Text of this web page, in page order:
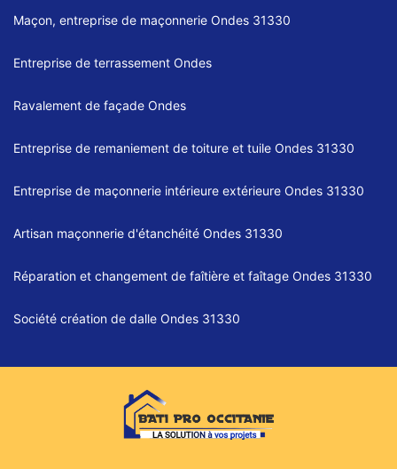
Maçon, entreprise de maçonnerie Ondes 31330
Entreprise de terrassement Ondes
Ravalement de façade Ondes
Entreprise de remaniement de toiture et tuile Ondes 31330
Entreprise de maçonnerie intérieure extérieure Ondes 31330
Artisan maçonnerie d'étanchéité Ondes 31330
Réparation et changement de faîtière et faîtage Ondes 31330
Société création de dalle Ondes 31330